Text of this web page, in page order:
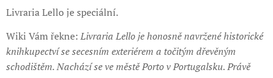
Livraria Lello je speciální.
Wiki Vám řekne: Livraria Lello je honosně navržené historické
knihkupectví se secesním exteriérem a točitým dřevěným
schodištěm. Nachází se ve městě Porto v Portugalsku. Právě